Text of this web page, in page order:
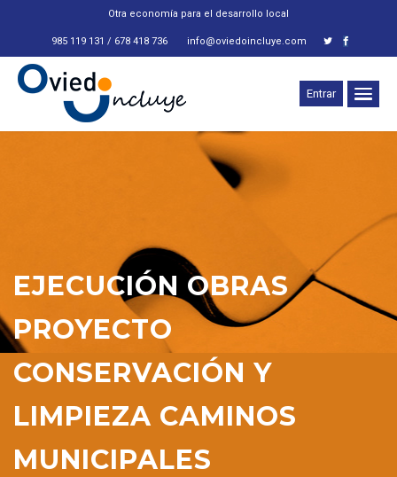
Otra economía para el desarrollo local
985 119 131 / 678 418 736 info@oviedoincluye.com
Entrar
EJECUCIÓN OBRAS
PROYECTO
CONSERVACIÓN Y
LIMPIEZA CAMINOS
MUNICIPALES